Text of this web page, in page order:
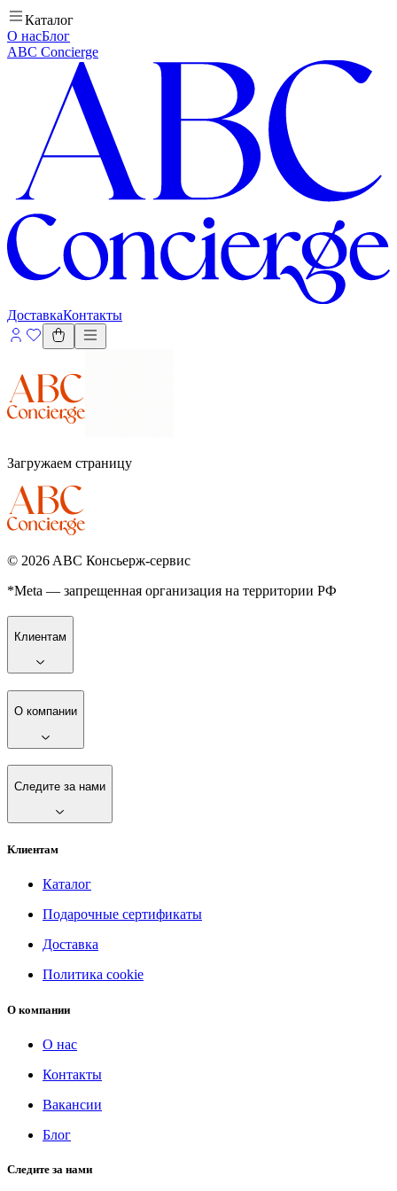
Каталог
О насБлог
ABC Concierge
ДоставкаКонтакты
Загружаем страницу
© 2026 ABC Консьерж-сервис
*Meta — запрещенная организация на территории РФ
Клиентам
О компании
Следите за нами
Клиентам
Каталог
Подарочные сертификаты
Доставка
Политика cookie
О компании
О нас
Контакты
Вакансии
Блог
Следите за нами